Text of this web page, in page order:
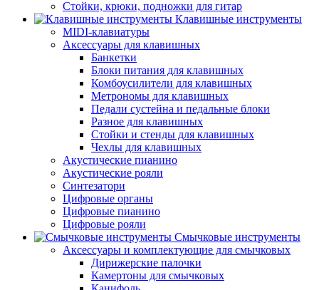
Стойки, крюки, подножки для гитар
Клавишные инструменты
MIDI-клавиатуры
Аксессуары для клавишных
Банкетки
Блоки питания для клавишных
Комбоусилители для клавишных
Метрономы для клавишных
Педали сустейна и педальные блоки
Разное для клавишных
Стойки и стенды для клавишных
Чехлы для клавишных
Акустические пианино
Акустические рояли
Синтезатори
Цифровые органы
Цифровые пианино
Цифровые рояли
Смычковые инструменты
Аксессуары и комплектующие для смычковых
Дирижерские палочки
Камертоны для смычковых